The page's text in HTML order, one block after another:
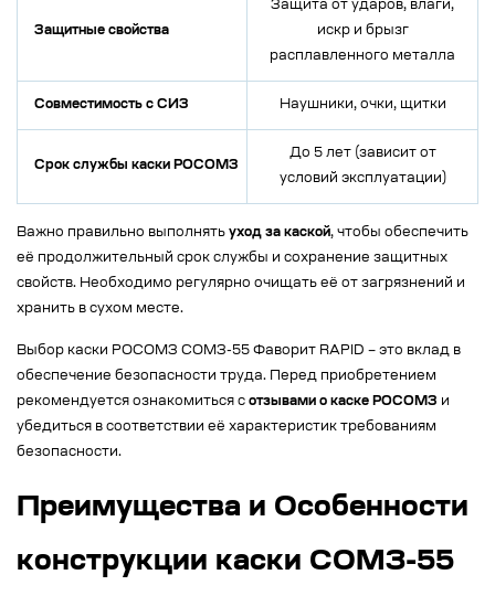
Защитные свойства
Защита от ударов, влаги,
искр и брызг
расплавленного металла
Совместимость с СИЗ Наушники, очки, щитки
Срок службы каски РОСОМЗ
До 5 лет (зависит от
условий эксплуатации)
Важно правильно выполнять уход за каской, чтобы обеспечить
её продолжительный срок службы и сохранение защитных
свойств. Необходимо регулярно очищать её от загрязнений и
хранить в сухом месте.
Выбор каски РОСОМЗ СОМЗ-55 Фаворит RAPID – это вклад в
обеспечение безопасности труда. Перед приобретением
рекомендуется ознакомиться с отзывами о каске РОСОМЗ и
убедиться в соответствии её характеристик требованиям
безопасности.
Преимущества и Особенности
конструкции каски СОМЗ-55